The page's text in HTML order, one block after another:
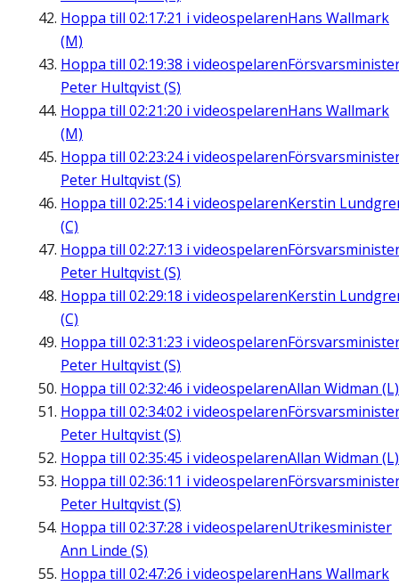
Hoppa till 02:17:21 i videospelarenHans Wallmark
(M)
Hoppa till 02:19:38 i videospelaren
Peter Hultqvist (S)
Hoppa till 02:21:20 i videospelarenHans Wallmark
(M)
Hoppa till 02:23:24i videospelaren
Peter Hultqvist (S)
Hoppa till 02:25:14i videospelarenKerstin
(C)
Hoppa till 02:27:13 i videospelaren
Peter Hultqvist (S)
Hoppa till 02:29:18 i videospelarenKerstin
(C)
Hoppa till 02:31:23 i videospelaren
Peter Hultqvist (S)
Hoppa till 02:32:46 i videospelarenAllan Widman (L)
Hoppa till 02:34:02 i videospelaren
Peter Hultqvist (S)
Hoppa till 02:35:45 i videospelarenAllan Widman (L)
Hoppa till 02:36:11 i videospelaren
Peter Hultqvist (S)
Hoppa till 02:37:28 i videospelarenUtrikesminister
Ann Linde (S)
Hoppa till 02:47:26 i videospelarenHans Wallmark